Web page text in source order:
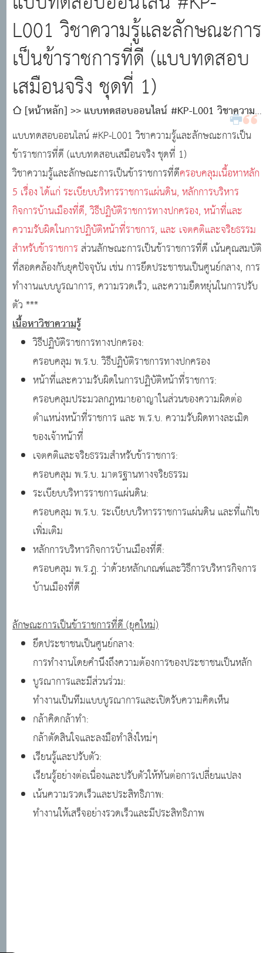
L001 วิชาความรู้และลักษณะการ
เป็นข้าราชการที่ดี (แบบทดสอบ
เสมือนจริง ชุดที่ 1)
[หน้าหลัก]
แบบทดสอบออนไลน์ #KP-L001 วิชาความรู้
และลักษณะการเป็นข้าราชการที่ดี (แบบทดสอบเสมือนจริง ชุด
ที่ 1)
แบบทดสอบออนไลน์ #KP-L001 วิชาความรู้และลักษณะการเป็น
ข้าราชการที่ดี (แบบทดสอบเสมือนจริง ชุดที่ 1)
วิชาความรู้และลักษณะการเป็นข้าราชการที่ดีครอบคลุมเนื้อหาหลัก
5 เรื่อง ได้แก่ ระเบียบบริหารราชการแผ่นดิน, หลักการบริหาร
กิจการบ้านเมืองที่ดี, วิธีปฏิบัติราชการทางปกครอง, หน้าที่และ
ความรับผิดในการปฏิบัติหน้าที่ราชการ, และ เจตคติและจริยธรรม
สำหรับข้าราชการส่วนลักษณะการเป็นข้าราชการที่ดี เน้นคุณสมบัติ
ที่สอดคล้องกับยุคปัจจุบัน เช่น การยึดประชาชนเป็นศูนย์กลาง, การ
ทำงานแบบบูรณาการ, ความรวดเร็ว, และความยืดหยุ่นในการปรับ
ตัว ***
เนื้อหาวิชาความรู้
วิธีปฏิบัติราชการทางปกครอง:
ครอบคลุม พ.ร.บ. วิธีปฏิบัติราชการทางปกครอง
หน้าที่และความรับผิดในการปฏิบัติหน้าที่ราชการ:
ครอบคลุมประมวลกฎหมายอาญาในส่วนของความผิดต่อ
ตำแหน่งหน้าที่ราชการ และ พ.ร.บ. ความรับผิดทางละเมิด
ของเจ้าหน้าที่
เจตคติและจริยธรรมสำหรับข้าราชการ:
ครอบคลุม พ.ร.บ. มาตรฐานทางจริยธรรม
ระเบียบบริหารราชการแผ่นดิน:
ครอบคลุม พ.ร.บ. ระเบียบบริหารราชการแผ่นดิน และที่แก้ไข
เพิ่มเติม
หลักการบริหารกิจการบ้านเมืองที่ดี:
ครอบคลุม พ.ร.ฎ. ว่าด้วยหลักเกณฑ์และวิธีการบริหารกิจการ
บ้านเมืองที่ดี
ลักษณะการเป็นข้าราชการที่ดี (ยุคใหม่)
ยึดประชาชนเป็นศูนย์กลาง:
การทำงานโดยคำนึงถึงความต้องการของประชาชนเป็นหลัก
บูรณาการและมีส่วนร่วม:
ทำงานเป็นทีมแบบบูรณาการและเปิดรับความคิดเห็น
กล้าคิดกล้าทำ:
กล้าตัดสินใจและลงมือทำสิ่งใหม่ๆ
เรียนรู้และปรับตัว:
เรียนรู้อย่างต่อเนื่องและปรับตัวให้ทันต่อการเปลี่ยนแปลง
เน้นความรวดเร็วและประสิทธิภาพ:
ทำงานให้เสร็จอย่างรวดเร็วและมีประสิทธิภาพ